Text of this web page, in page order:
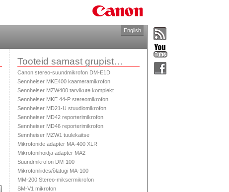
English
Tooteid samast grupist…
Canon stereo-suundmikrofon DM-E1D
Sennheiser MKE400 kaameramikrofon
Sennheiser MZW400 tarvikute komplekt
Sennheiser MKE 44-P stereomikrofon
Sennheiser MD21-U stuudiomikrofon
Sennheiser MD42 reporterimikrofon
Sennheiser MD46 reporterimikrofon
Sennheiser MZW1 tuulekaitse
Mikrofonide adapter MA-400 XLR
Mikrofonihoidja adapter MA2
Suundmikrofon DM-100
Mikrofoniliides/õlatugi MA-100
MM-200 Stereo-miksermikrofon
SM-V1 mikrofon